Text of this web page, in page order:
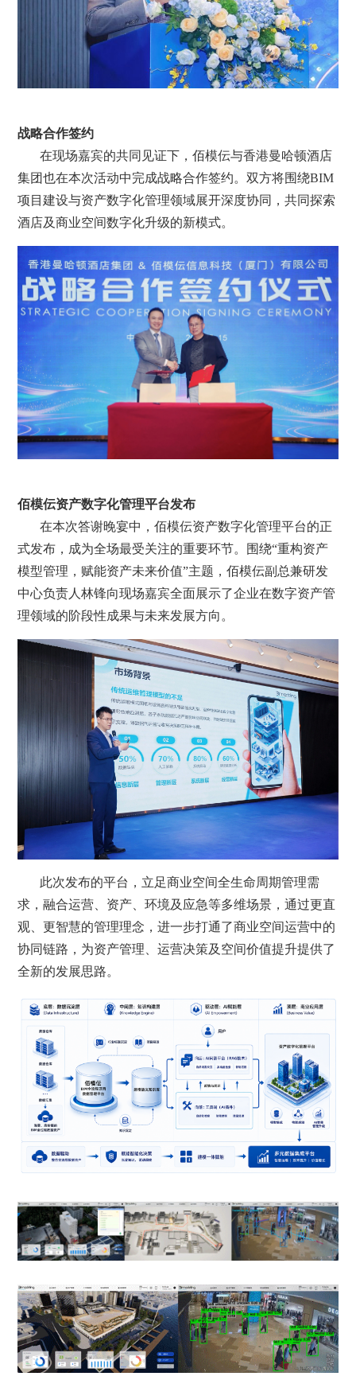
战略合作签约
在现场嘉宾的共同见证下，佰模伝与香港曼哈顿酒店
集团也在本次活动中完成战略合作签约。双方将围绕BIM
项目建设与资产数字化管理领域展开深度协同，共同探索
酒店及商业空间数字化升级的新模式。
佰模伝资产数字化管理平台发布
在本次答谢晚宴中，佰模伝资产数字化管理平台的正
式发布，成为全场最受关注的重要环节。围绕“重构资产
模型管理，赋能资产未来价值”主题，佰模伝副总兼研发
中心负责人林锋向现场嘉宾全面展示了企业在数字资产管
理领域的阶段性成果与未来发展方向。
此次发布的平台，立足商业空间全生命周期管理需
求，融合运营、资产、环境及应急等多维场景，通过更直
观、更智慧的管理理念，进一步打通了商业空间运营中的
协同链路，为资产管理、运营决策及空间价值提升提供了
全新的发展思路。